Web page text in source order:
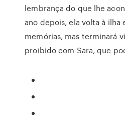
lembrança do que lhe
ano depois, ela volta à ilha
memórias, mas terminará
proibido com Sara, que